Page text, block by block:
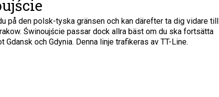
på den polsk-tyska gränsen och kan därefter ta dig vidare till
Świnoujście passar dock allra bäst om du ska fortsätta
och Gdynia. Denna linje trafikeras av TT-Line.